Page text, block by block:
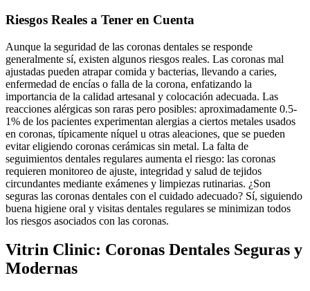
Riesgos Reales a Tener en Cuenta
Aunque la seguridad de las coronas dentales se responde
generalmente sí, existen algunos riesgos reales. Las coronas mal
ajustadas pueden atrapar comida y bacterias, llevando a caries,
enfermedad de encías o falla de la corona, enfatizando la
importancia de la calidad artesanal y colocación adecuada. Las
reacciones alérgicas son raras pero posibles: aproximadamente 0.5-
1% de los pacientes experimentan alergias a ciertos metales usados
en coronas, típicamente níquel u otras aleaciones, que se pueden
evitar eligiendo coronas cerámicas sin metal. La falta de
seguimientos dentales regulares aumenta el riesgo: las coronas
requieren monitoreo de ajuste, integridad y salud de tejidos
circundantes mediante exámenes y limpiezas rutinarias. ¿Son
seguras las coronas dentales con el cuidado adecuado? Sí, siguiendo
buena higiene oral y visitas dentales regulares se minimizan todos
los riesgos asociados con las coronas.
Vitrin Clinic: Coronas Dentales Seguras y
Modernas